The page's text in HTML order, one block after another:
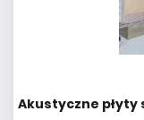
Akustyczne płyty